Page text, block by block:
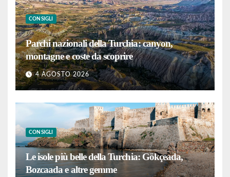
CONSIGLI
Parchi nazionali della Turchia: canyon,
montagne e coste da scoprire
4 AGOSTO 2026
CONSIGLI
Le isole più belle della Turchia: Gökçeada,
Bozcaada e altre gemme